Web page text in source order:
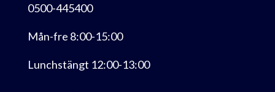
0500-445400
Mån-fre 8:00-15:00
Lunchstängt 12:00-13:00